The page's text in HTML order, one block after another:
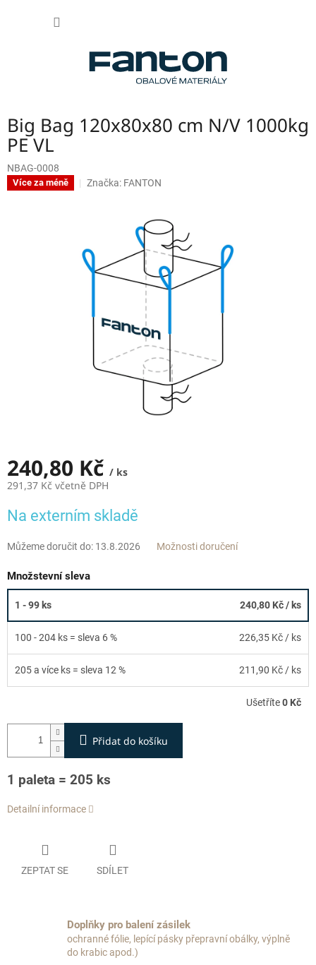
Big Bag 120x80x80 cm N/V 1000kg
PE VL
NBAG-0008
Více za méně Značka: FANTON
240,80 Kč / ks
291,37 Kč včetně DPH
cena:
Na externím skladě
Můžeme doručit do: 13.8.2026 Možnosti doručení
Množstevní sleva
1 - 99 ks 240,80 Kč/ ks
100 - 204 ks = sleva 6 % 226,35 Kč / ks
205 a více ks = sleva 12 % 211,90 Kč / ks
Ušetříte0 Kč
Přidat do košíku
1 paleta = 205 ks
Detailní informace
ZEPTAT SE SDÍLET
Doplňky pro balení zásilek
ochranné fólie, lepící pásky přepravní obálky, výplně
do krabic apod.)